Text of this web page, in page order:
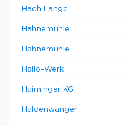
Hach Lange
Hahnemühle
Hahnemuhle
Hailo-Werk
Haiminger KG
Haldenwanger